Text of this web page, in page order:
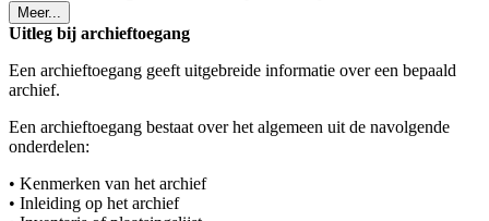
Meer...
Uitleg bij archieftoegang
Een archieftoegang geeft uitgebreide informatie over een bepaald
archief.
Een archieftoegang bestaat over het algemeen uit de navolgende
onderdelen:
• Kenmerken van het archief
• Inleiding op het archief